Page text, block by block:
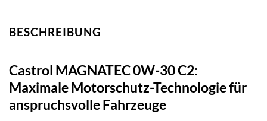
BESCHREIBUNG
Castrol MAGNATEC 0W-30 C2:
Maximale Motorschutz-Technologie für
anspruchsvolle Fahrzeuge